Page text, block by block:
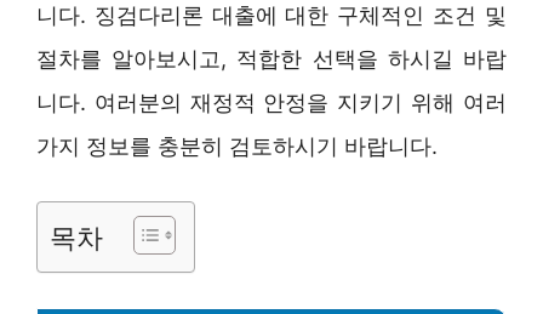
니다. 징검다리론 대출에 대한 구체적인 조건 및
절차를 알아보시고, 적합한 선택을 하시길 바랍
니다. 여러분의 재정적 안정을 지키기 위해 여러
가지 정보를 충분히 검토하시기 바랍니다.
목차